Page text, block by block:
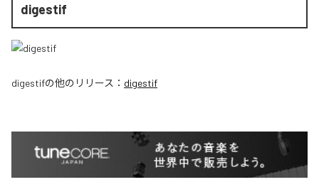
digestif
digestifの他のリリース： digestif